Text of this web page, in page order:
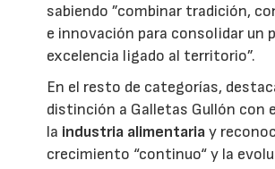
sabiendo ”combinar tradición,
e innovación para consolidar un
excelencia ligado al territorio”.
En el resto de categorías,
distinción a Galletas Gullón con
la industria alimentariay
crecimiento “continuo“ y la